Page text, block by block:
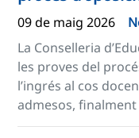
09 de maig 2026
La Conselleria
les proves del
l’ingrés al cos
admesos, finalment